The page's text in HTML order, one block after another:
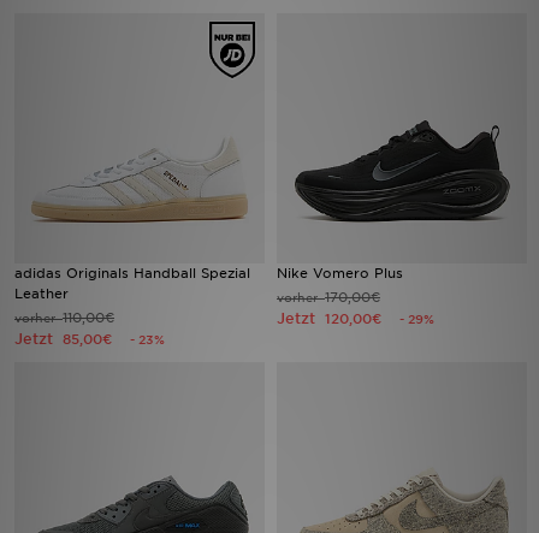
adidas Originals Handball Spezial
Leather
vorher110,00€
Jetzt 85,00€ - 23%
Nike Vomero Plus
vorher170,00€
Jetzt 120,00€ - 29%
Geschenkgutschein
Blog